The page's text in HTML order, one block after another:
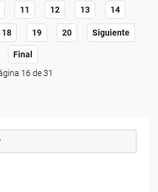
11 12 13 14
18 19 20 Siguiente
Final
16 de 31